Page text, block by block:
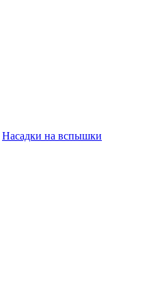
Насадки на вспышки